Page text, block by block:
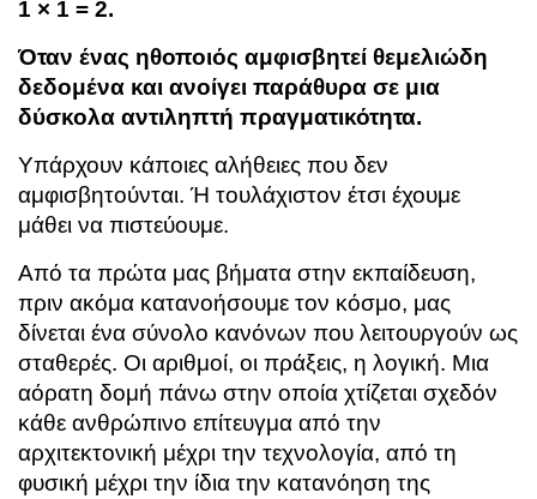
1 × 1 = 2.
Όταν ένας ηθοποιός αμφισβητεί θεμελιώδη
δεδομένα και ανοίγει παράθυρα σε μια
δύσκολα αντιληπτή πραγματικότητα.
Υπάρχουν κάποιες αλήθειες που δεν
αμφισβητούνται. Ή τουλάχιστον έτσι έχουμε
μάθει να πιστεύουμε.
Από τα πρώτα μας βήματα στην εκπαίδευση,
πριν ακόμα κατανοήσουμε τον κόσμο, μας
δίνεται ένα σύνολο κανόνων που λειτουργούν ως
σταθερές. Οι αριθμοί, οι πράξεις, η λογική. Μια
αόρατη δομή πάνω στην οποία χτίζεται σχεδόν
κάθε ανθρώπινο επίτευγμα από την
αρχιτεκτονική μέχρι την τεχνολογία, από τη
φυσική μέχρι την ίδια την κατανόηση της